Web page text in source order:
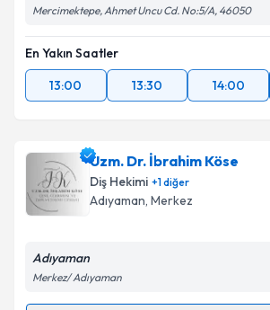
Mercimektepe, Ahmet Uncu Cd. No:5/A, 46050
En Yakın Saatler
13:00
13:30 14:00
Uzm. Dr. İbrahim Köse
Diş Hekimi +1diğer
Adıyaman, Merkez
Adıyaman
Merkez/ Adıyaman